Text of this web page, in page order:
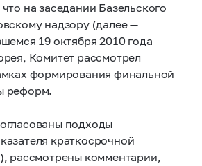
на заседании Базельского
надзору (далее —
19 октября 2010 года
Комитет рассмотрел
формирования финальной
реформ.
подходы
краткосрочной
рассмотрены комментарии,